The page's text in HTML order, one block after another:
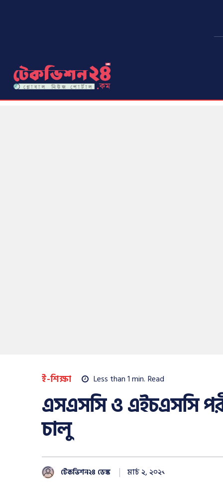
ই-শিক্ষা Less than 1min. Read
এসএসসি ও এইচএসসি
চালু
টেকভিশন২৪ ডেস্ক মার্চ ২, ২০২১